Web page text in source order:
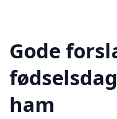
Gode
ham